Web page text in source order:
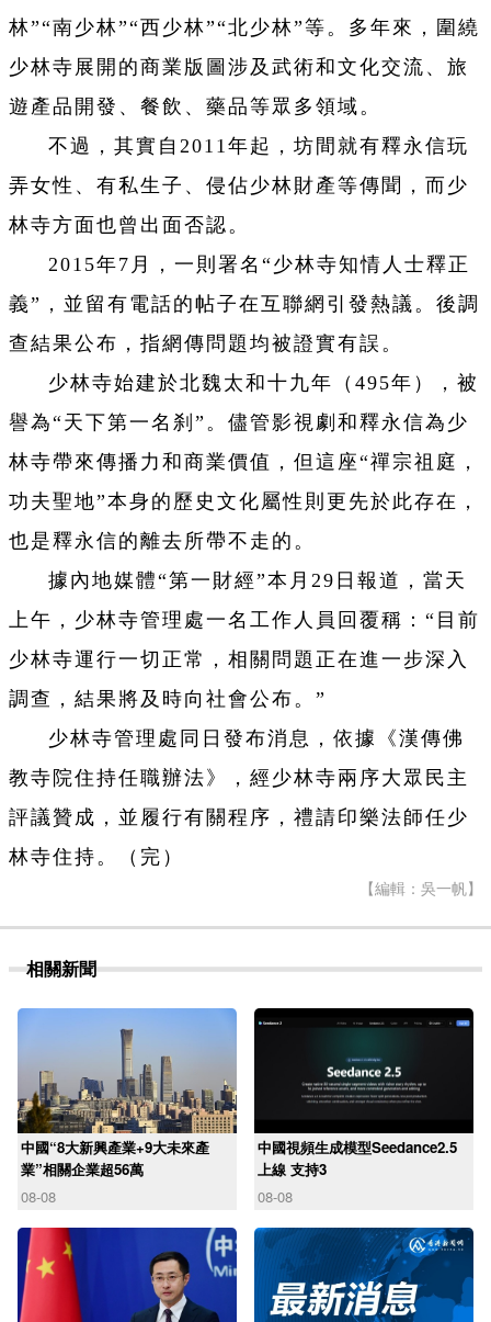
林”“南少林”“西少林”“北少林”等。多年來，圍繞
少林寺展開的商業版圖涉及武術和文化交流、旅
遊產品開發、餐飲、藥品等眾多領域。
不過，其實自2011年起，坊間就有釋永信玩
弄女性、有私生子、侵佔少林財產等傳聞，而少
林寺方面也曾出面否認。
2015年7月，一則署名“少林寺知情人士釋正
義”，並留有電話的帖子在互聯網引發熱議。後調
查結果公布，指網傳問題均被證實有誤。
少林寺始建於北魏太和十九年（495年），被
譽為“天下第一名刹”。儘管影視劇和釋永信為少
林寺帶來傳播力和商業價值，但這座“禪宗祖庭，
功夫聖地”本身的歷史文化屬性則更先於此存在，
也是釋永信的離去所帶不走的。
據內地媒體“第一財經”本月29日報道，當天
上午，少林寺管理處一名工作人員回覆稱：“目前
少林寺運行一切正常，相關問題正在進一步深入
調查，結果將及時向社會公布。”
少林寺管理處同日發布消息，依據《漢傳佛
教寺院住持任職辦法》，經少林寺兩序大眾民主
評議贊成，並履行有關程序，禮請印樂法師任少
林寺住持。（完）
【編輯：吳一帆】
相關新聞
中國“8大新興產業+9大未來產
業”相關企業超56萬
08-08
中國視頻生成模型Seedance2.5
上線 支持3
08-08